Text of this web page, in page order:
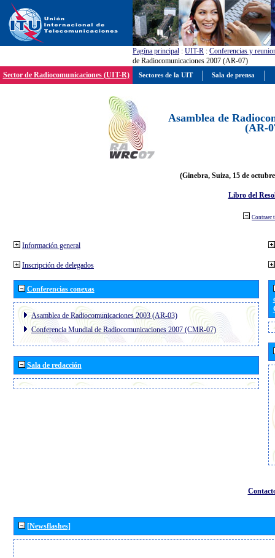
Pagína principal : UIT-R : Conferencias y
de Radiocomunicaciones 2007 (AR-07)
Sector de Radiocomunicaciones (UIT-R)
Asamblea de
(AR-
(Ginebra, Suiza, 15 de
Libro del
Contraer
Información general
Inscripción de delegados
Conferencias conexas
Asamblea de Radiocomunicaciones 2003 (AR-03)
Conferencia Mundial de Radiocomunicaciones 2007 (CMR-07)
Sala de redacción
[Newsflashes]
Sectores de la UIT Sala de prensa